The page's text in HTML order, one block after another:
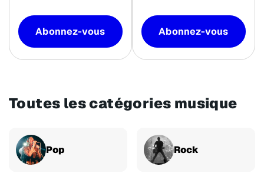
Abonnez-vous Abonnez-vous
Toutes les catégories musique
Pop Rock